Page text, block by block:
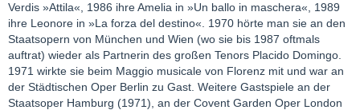
Verdis »Attila«, 1986 ihre Amelia in »Un ballo in maschera«, 1989
ihre Leonore in »La forza del destino«. 1970 hörte man sie an den
Staatsopern von München und Wien (wo sie bis 1987 oftmals
auftrat) wieder als Partnerin des großen Tenors Placido Domingo.
1971 wirkte sie beim Maggio musicale von Florenz mit und war an
der Städtischen Oper Berlin zu Gast. Weitere Gastspiele an der
Staatsoper Hamburg (1971), an der Covent Garden Oper London